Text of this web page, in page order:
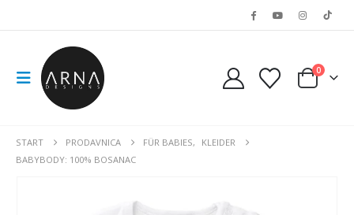
0
START PRODAVNICA FÜR BABIES,
KLEIDER
BABYBODY: 100% BOSANAC